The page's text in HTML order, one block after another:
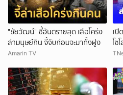
"ชัยวัฒน์" ชี้อันตรายสุด เสือโคร่ง
ล่ามนุษย์กิน จี้จับก่อนจะมาทั้งฝูง
Amarin TV
เปิ
โซ